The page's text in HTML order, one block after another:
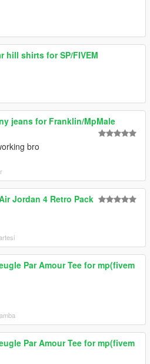
hill shirts for SP/FIVEM
jeans for Franklin/MpMale
bro
Jordan 4 Retro Pack
Par Amour Tee for mp(fivem
Par Amour Tee for mp(fivem